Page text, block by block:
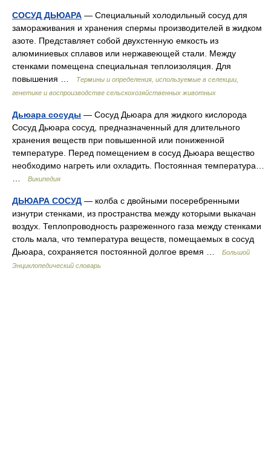
СОСУД ДЬЮАРА — Специальный холодильный сосуд для
замораживания и хранения спермы производителей в жидком
азоте. Представляет собой двухстенную емкость из
алюминиевых сплавов или нержавеющей стали. Между
стенками помещена специальная теплоизоляция. Для
повышения …
Термины и определения, используемые в селекции,
генетике и воспроизводстве сельскохозяйственных животных
Дьюара сосуды — Сосуд Дьюара для жидкого кислорода
Сосуд Дьюара сосуд, предназначенный для длительного
хранения веществ при повышенной или пониженной
температуре. Перед помещением в сосуд Дьюара вещество
необходимо нагреть или охладить. Постоянная температура…
Википедия
ДЬЮАРА СОСУД — колба с двойными посеребренными
изнутри стенками, из пространства между которыми выкачан
воздух. Теплопроводность разреженного газа между стенками
столь мала, что температура веществ, помещаемых в сосуд
Дьюара, сохраняется постоянной долгое время …
Большой
Энциклопедический словарь